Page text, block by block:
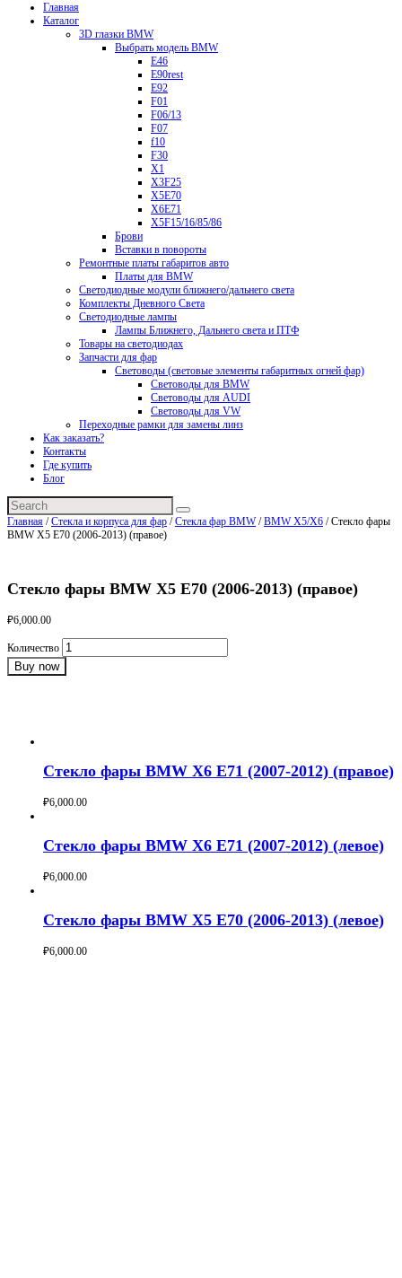
Главная
Каталог
3D глазки BMW
Выбрать модель BMW
E46
E90rest
E92
F01
F06/13
F07
f10
F30
X1
X3F25
X5E70
X6E71
X5F15/16/85/86
Брови
Вставки в повороты
Ремонтные платы габаритов авто
Платы для BMW
Светодиодные модули ближнего/дальнего света
Комплекты Дневного Света
Светодиодные лампы
Лампы Ближнего, Дальнего света и ПТФ
Товары на светодиодах
Запчасти для фар
Световоды (световые элементы габаритных огней фар)
Световоды для BMW
Световоды для AUDI
Световоды для VW
Переходные рамки для замены линз
Как заказать?
Контакты
Где купить
Блог
Главная /Стекла и корпуса для фар /Стекла фар BMW/BMW X5/X6 / Стекло фары
BMW X5 E70 (2006-2013) (правое)
Стекло фары BMW X5 E70 (2006-2013) (правое)
₽6,000.00
Количество
Buy now
Стекло фары BMW X6 E71 (2007-2012) (правое)
₽6,000.00
Стекло фары BMW X6 E71 (2007-2012) (левое)
₽6,000.00
Стекло фары BMW X5 E70 (2006-2013) (левое)
₽6,000.00